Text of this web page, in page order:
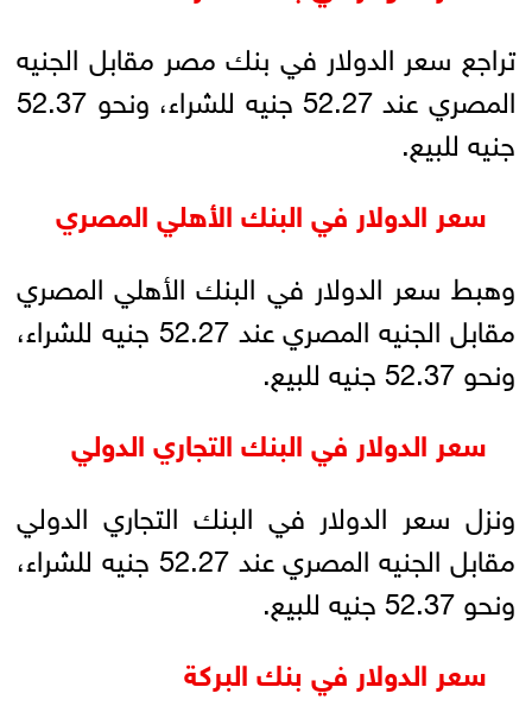
تراجع سعر الدولار في بنك مصر مقابل الجنيه
المصري عند 52.27 جنيه للشراء، ونحو 52.37
جنيه للبيع.
سعر الدولار في البنك الأهلي المصري
وهبط سعر الدولار في البنك الأهلي المصري
مقابل الجنيه المصري عند 52.27 جنيه للشراء،
ونحو 52.37 جنيه للبيع.
سعر الدولار في البنك التجاري الدولي
ونزل سعر الدولار في البنك التجاري الدولي
مقابل الجنيه المصري عند 52.27 جنيه للشراء،
ونحو 52.37 جنيه للبيع.
سعر الدولار في بنك البركة